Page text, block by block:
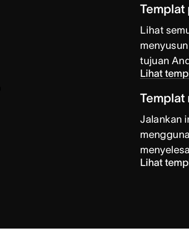
Templat
Lihat
tujuan
Lihat
Templat
Jalankan
Lihat